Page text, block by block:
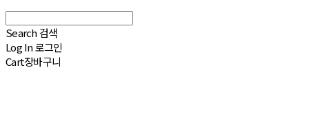
Search 검색
Log In로그인
Cart장바구니